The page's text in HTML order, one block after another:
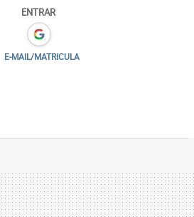
ENTRAR
E-MAIL/MATRICULA